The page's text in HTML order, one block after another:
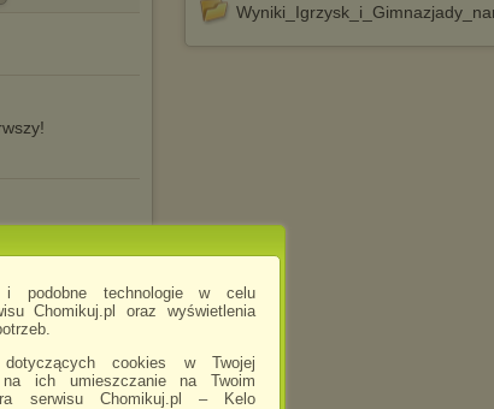
i podobne technologie w celu
Chomikuj.pl oraz wyświetlenia
cookies w Twojej
ich umieszczanie na Twoim
serwisu Chomikuj.pl – Kelo